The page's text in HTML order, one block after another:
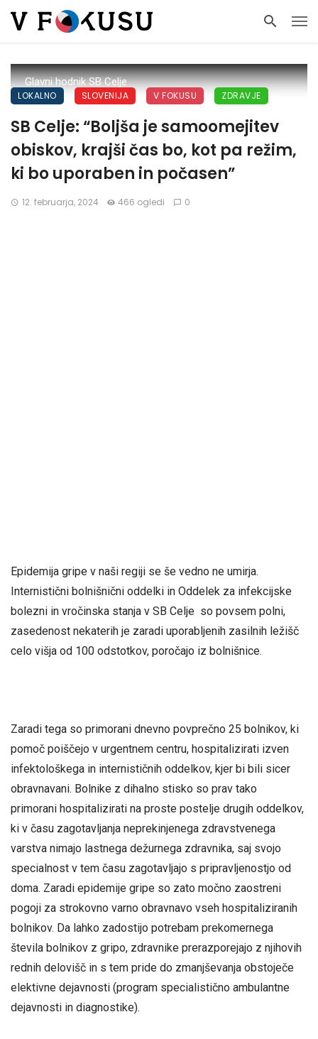
Glavni hodnik SB Celje
LOKALNO SLOVENIJA V FOKUSU ZDRAVJE
SB Celje: “Boljša je samoomejitev
obiskov, krajši čas bo, kot pa režim,
ki bo uporaben in počasen”
12. februarja, 2024 466 ogledi 0
Epidemija gripe v naši regiji se še vedno ne umirja.
Internistični bolnišnični oddelki in Oddelek za infekcijske
bolezni in vročinska stanja v SB Celje so povsem polni,
zasedenost nekaterih je zaradi uporabljenih zasilnih ležišč
celo višja od 100 odstotkov, poročajo iz bolnišnice.
Zaradi tega so primorani dnevno povprečno 25 bolnikov, ki
pomoč poiščejo v urgentnem centru, hospitalizirati izven
infektološkega in internističnih oddelkov, kjer bi bili sicer
obravnavani. Bolnike z dihalno stisko so prav tako
primorani hospitalizirati na proste postelje drugih oddelkov,
ki v času zagotavljanja neprekinjenega zdravstvenega
varstva nimajo lastnega dežurnega zdravnika, saj svojo
specialnost v tem času zagotavljajo s pripravljenostjo od
doma. Zaradi epidemije gripe so zato močno zaostreni
pogoji za strokovno varno obravnavo vseh hospitaliziranih
bolnikov. Da lahko zadostijo potrebam prekomernega
števila bolnikov z gripo, zdravnike prerazporejajo z njihovih
rednih delovišč in s tem pride do zmanjševanja obstoječe
elektivne dejavnosti (program specialistično ambulantne
dejavnosti in diagnostike).